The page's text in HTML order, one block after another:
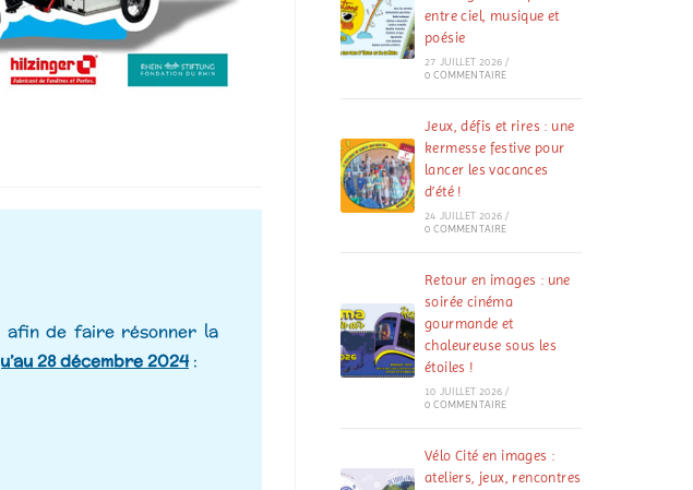
afin de faire résonner la
28 décembre 2024 :
entre ciel, musique et
poésie
27 JUILLET 2026 /
0 COMMENTAIRE
Jeux, défis et rires : une
kermesse festive pour
lancer les vacances
d’été !
24 JUILLET 2026 /
0 COMMENTAIRE
Retour en images : une
soirée cinéma
gourmande et
chaleureuse sous les
étoiles !
10 JUILLET 2026 /
0 COMMENTAIRE
Vélo Cité en images :
ateliers, jeux, rencontres